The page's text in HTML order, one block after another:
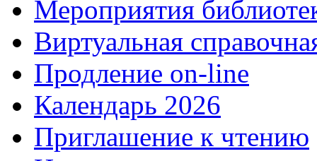
Мероприятия
Виртуальная
Продление on-line
Календарь 2026
Приглашение к чтению